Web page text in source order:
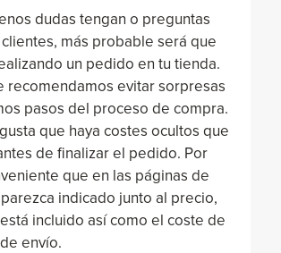
dudas tengan o preguntas
más probable será que
un pedido en tu tienda.
recomendamos evitar sorpresas
pasos del proceso de compra.
que haya costes ocultos que
de finalizar el pedido. Por
que en las páginas de
indicado junto al precio,
incluido así como el coste de
envío.